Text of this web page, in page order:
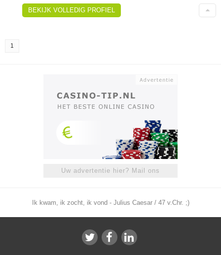
BEKIJK VOLLEDIG PROFIEL
1
Uw advertentie hier? Mail ons
Ik kwam, ik zocht, ik vond - Julius Caesar / 47 v.Chr. ;)